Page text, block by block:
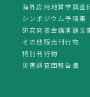
海外応用地質学調査
シンポジウム予稿集
研究発表会講演論文
その他販売刊行物
特別刊行物
災害調査団報告書